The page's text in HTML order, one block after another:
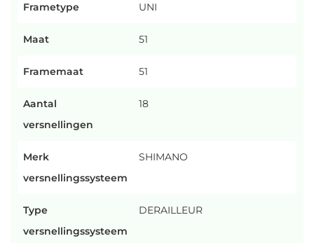
Frametype UNI
Maat 51
Framemaat 51
Aantal
versnellingen
18
Merk
versnellingssysteem
SHIMANO
Type
versnellingssysteem
DERAILLEUR